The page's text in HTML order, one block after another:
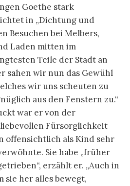
Goethe stark
in „Dichtung und
Besuchen bei Melbers,
Laden mitten im
Teile der Stadt an
sahen wir nun das Gewühl
wir uns scheuten zu
aus den Fenstern zu.“
war er von der
Fürsorglichkeit
offensichtlich als Kind sehr
Sie habe „früher
erzählt er. „Auch in
sie her alles bewegt,